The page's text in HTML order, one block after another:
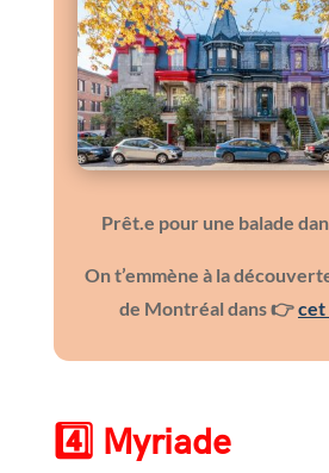
Prêt.e pour une balade
On t’emmène à la
de Montréal dans👉cet
4️⃣ Myriade